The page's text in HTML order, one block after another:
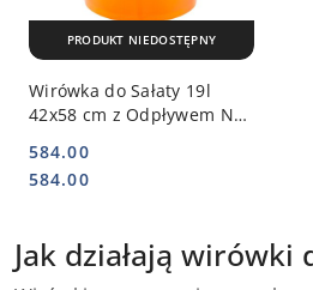
Wirówka do Sałaty 19l
42x58 cm z Odpływem Na
Cena:
584.00
Cena:
584.00
PRODUKT NIEDOSTĘPNY
Jak działają wirówki